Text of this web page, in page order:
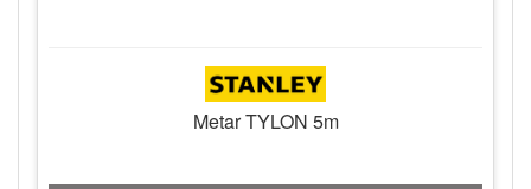
Metar TYLON 5m